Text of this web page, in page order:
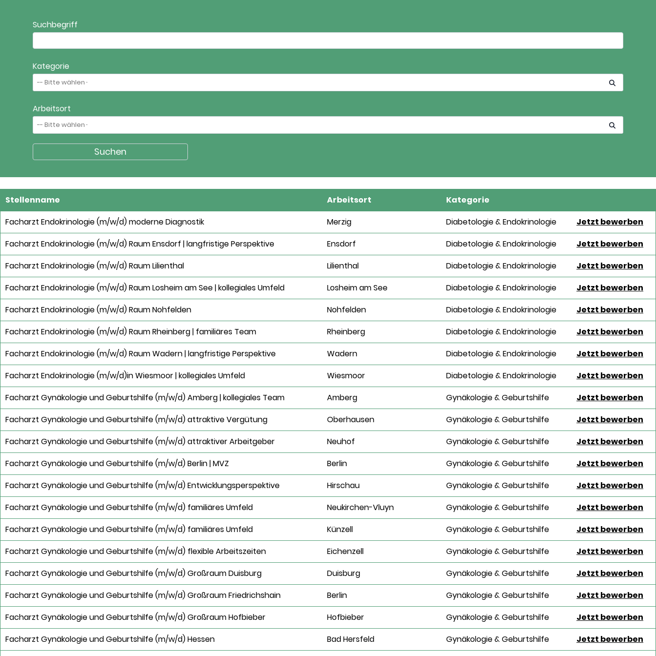
Suchbegriff
Kategorie
Arbeitsort
Stellenname Arbeitsort
Kategorie
Facharzt Endokrinologie (m/w/d) moderne Diagnostik
Merzig Diabetologie & Endokrinologie
Jetzt bewerben
Facharzt Endokrinologie (m/w/d) Raum Ensdorf | langfristige Perspektive
Ensdorf Diabetologie & Endokrinologie
Jetzt bewerben
Facharzt Endokrinologie (m/w/d) Raum Lilienthal
Lilienthal Diabetologie & Endokrinologie
Jetzt bewerben
Facharzt Endokrinologie (m/w/d) Raum Losheim am See | kollegiales Umfeld
Losheim am See Diabetologie & Endokrinologie
Jetzt bewerben
Facharzt Endokrinologie (m/w/d) Raum Nohfelden
Nohfelden Diabetologie & Endokrinologie
Jetzt bewerben
Facharzt Endokrinologie (m/w/d) Raum Rheinberg | familiäres Team
Rheinberg Diabetologie & Endokrinologie
Jetzt bewerben
Facharzt Endokrinologie (m/w/d) Raum Wadern | langfristige Perspektive
Wadern Diabetologie & Endokrinologie
Jetzt bewerben
Facharzt Endokrinologie (m/w/d)in Wiesmoor | kollegiales Umfeld
Wiesmoor Diabetologie & Endokrinologie
Jetzt bewerben
Facharzt Gynäkologie und Geburtshilfe (m/w/d) Amberg | kollegiales Team
Amberg Gynäkologie & Geburtshilfe
Jetzt bewerben
Facharzt Gynäkologie und Geburtshilfe (m/w/d) attraktive Vergütung
Oberhausen Gynäkologie & Geburtshilfe
Jetzt bewerben
Facharzt Gynäkologie und Geburtshilfe (m/w/d) attraktiver Arbeitgeber
Neuhof Gynäkologie & Geburtshilfe
Jetzt bewerben
Facharzt Gynäkologie und Geburtshilfe (m/w/d) Berlin | MVZ
Berlin Gynäkologie & Geburtshilfe
Jetzt bewerben
Facharzt Gynäkologie und Geburtshilfe (m/w/d) Entwicklungsperspektive
Hirschau Gynäkologie & Geburtshilfe
Jetzt bewerben
Facharzt Gynäkologie und Geburtshilfe (m/w/d) familiäres Umfeld
Neukirchen-Vluyn Gynäkologie & Geburtshilfe
Jetzt bewerben
Facharzt Gynäkologie und Geburtshilfe (m/w/d) familiäres Umfeld
Künzell Gynäkologie & Geburtshilfe
Jetzt bewerben
Facharzt Gynäkologie und Geburtshilfe (m/w/d) flexible Arbeitszeiten
Eichenzell Gynäkologie & Geburtshilfe
Jetzt bewerben
Facharzt Gynäkologie und Geburtshilfe (m/w/d) Großraum Duisburg
Duisburg Gynäkologie & Geburtshilfe
Jetzt bewerben
Facharzt Gynäkologie und Geburtshilfe (m/w/d) Großraum Friedrichshain
Berlin Gynäkologie & Geburtshilfe
Jetzt bewerben
Facharzt Gynäkologie und Geburtshilfe (m/w/d) Großraum Hofbieber
Hofbieber Gynäkologie & Geburtshilfe
Jetzt bewerben
Facharzt Gynäkologie und Geburtshilfe (m/w/d) Hessen
Bad Hersfeld Gynäkologie & Geburtshilfe
Jetzt bewerben